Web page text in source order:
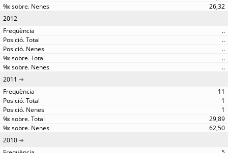
26,32
2012
..
..
..
..
..
2011
11
1
1
29,89
62,50
2010